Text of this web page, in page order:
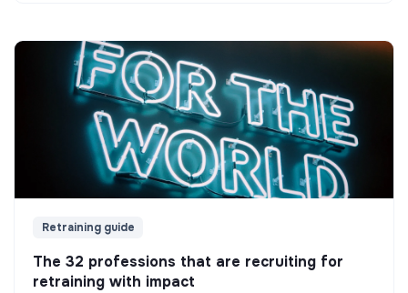
Retraining guide
The 32 professions that are recruiting for
retraining with impact